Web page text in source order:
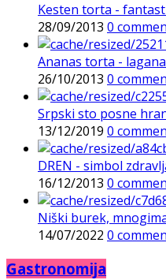
Kesten torta -
28/09/2013 0
Ananas torta - lagana
26/10/2013 0
Srpski sto posne
13/12/2019 0
DREN - simbol
16/12/2013 0
Niški burek,
14/07/2022 0
Gastronomija